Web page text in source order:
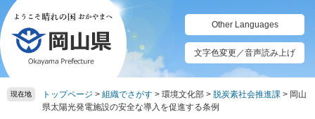
ペ
ー
ジ
の
先
頭
メ
ニ
ュ
ー
を
飛
Other Languages
文字色変更／音声読み上げ
現在地 トップページ > 組織でさがす > 環境文化部 > 脱炭素社会推進課 > 岡山
県太陽光発電施設の安全な導入を促進する条例